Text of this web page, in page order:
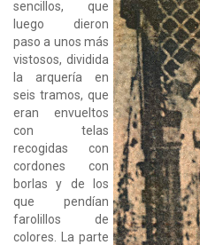
sencillos, que
luego dieron
paso a unos más
vistosos, dividida
la arquería en
seis tramos, que
eran envueltos
con telas
recogidas con
cordones con
borlas y de los
que pendían
farolillos de
colores. La parte